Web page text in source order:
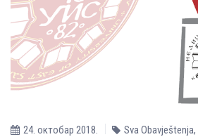
24. октобар 2018. Sva Obavještenja,